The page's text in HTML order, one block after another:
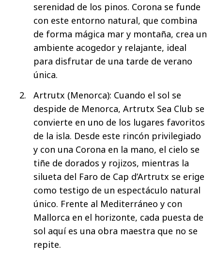
serenidad de los pinos. Corona se funde
con este entorno natural, que combina
de forma mágica mar y montaña, crea un
ambiente acogedor y relajante, ideal
para disfrutar de una tarde de verano
única.
Artrutx (Menorca): Cuando el sol se
despide de Menorca, Artrutx Sea Club se
convierte en uno de los lugares favoritos
de la isla. Desde este rincón privilegiado
y con una Corona en la mano, el cielo se
tiñe de dorados y rojizos, mientras la
silueta del Faro de Cap d’Artrutx se erige
como testigo de un espectáculo natural
único. Frente al Mediterráneo y con
Mallorca en el horizonte, cada puesta de
sol aquí es una obra maestra que no se
repite.